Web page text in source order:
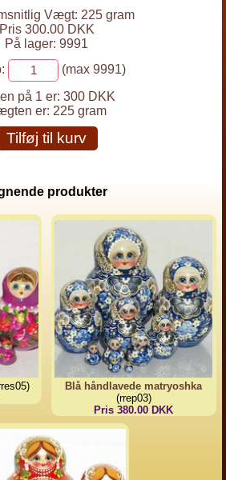
Vægt: 225 gram
Pris 300.00 DKK
På lager: 9991
(max 9991)
på 1 er: 300 DKK
er: 225 gram
Tilføj til kurv
produkter
Blå håndlavede matryoshka
(rrep03)
Pris 380.00 DKK